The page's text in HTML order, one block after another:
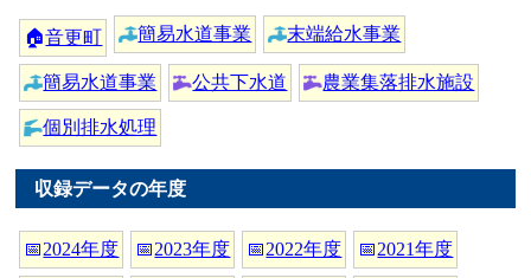
🏠音更町 簡易水道事業 末端給水事業
簡易水道事業 公共下水道 農業集落排水施設
個別排水処理
収録データの年度
📅2024年度 📅2023年度 📅2022年度 📅2021年度